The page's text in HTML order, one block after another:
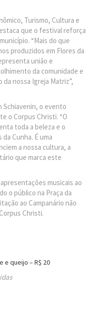
Turismo, Cultura e
que o festival reforça
“Mais do que
produzidos em Flores da
união e
da comunidade e
nossa Igreja Matriz”,
Schiavenin, o evento
o Corpus Christi. “O
toda a beleza e o
Cunha. É uma
a nossa cultura, a
que marca este
musicais ao
o público na Praça da
ao Campanário não
Christi.
e queijo – R$ 20